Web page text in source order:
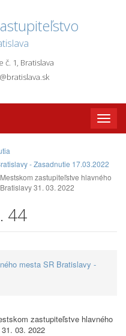
č. 1, Bratislava
Toggle
- Zasadnutie 17.03.2022
zastupiteľstve hlavného
31. 03. 2022
44
mesta SR Bratislavy -
zastupiteľstve hlavného
03. 2022